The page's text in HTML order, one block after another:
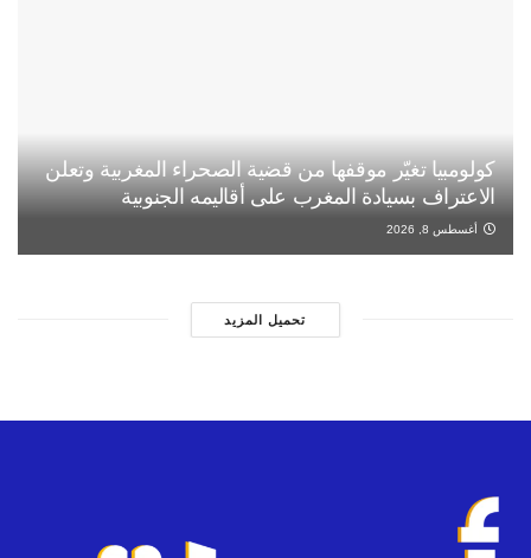
كولومبيا تغيّر موقفها من قضية الصحراء المغربية وتعلن
الاعتراف بسيادة المغرب على أقاليمه الجنوبية
أغسطس 8, 2026
تحميل المزيد